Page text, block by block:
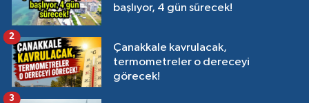
başlıyor, 4 gün sürecek!
Çanakkale kavrulacak,
termometreler o dereceyi
görecek!
2
3